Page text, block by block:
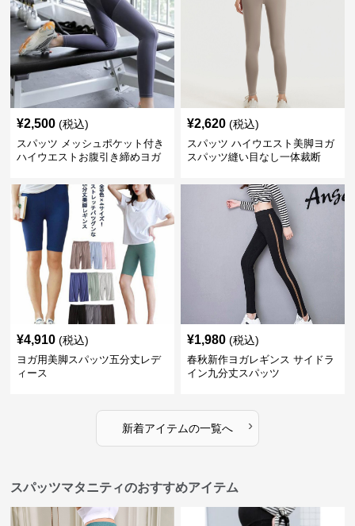
¥2,500 (税込)
スパッツ メッシュポケット付き
ハイウエストお腹引き締めヨガ
¥2,620 (税込)
スパッツ ハイウエスト美脚ヨガ
スパッツ縫い目なし一体裁断
¥4,910 (税込)
ヨガ用美脚スパッツ五分丈レデ
ィース
¥1,980 (税込)
春秋新作ヨガレギンス サイドラ
イン九分丈スパッツ
新着アイテムの一覧へ ›
スパッツマタニティのおすすめアイテム